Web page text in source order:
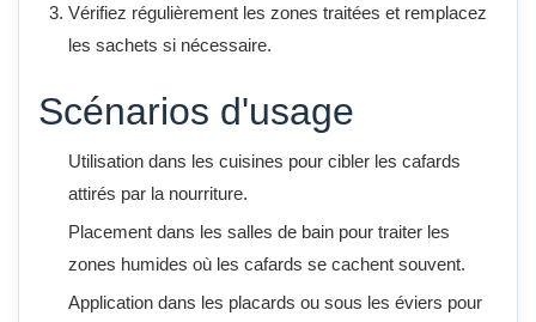
Vérifiez régulièrement les zones traitées et remplacez
les sachets si nécessaire.
Scénarios d'usage
Utilisation dans les cuisines pour cibler les cafards
attirés par la nourriture.
Placement dans les salles de bain pour traiter les
zones humides où les cafards se cachent souvent.
Application dans les placards ou sous les éviers pour